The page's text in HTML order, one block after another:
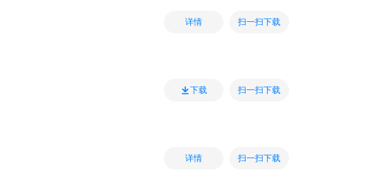
详情 扫一扫下载
下载 扫一扫下载
详情 扫一扫下载